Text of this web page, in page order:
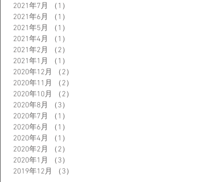
2021年7月
（1）
2021年6月
（1）
2021年5月
（1）
2021年4月
（1）
2021年2月
（2）
2021年1月
（1）
2020年12月
（2）
2020年11月
（2）
2020年10月
（2）
2020年8月
（3）
2020年7月
（1）
2020年6月
（1）
2020年4月
（1）
2020年2月
（2）
2020年1月
（3）
2019年12月
（3）